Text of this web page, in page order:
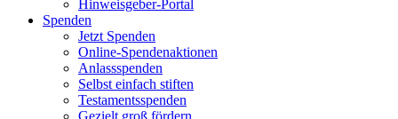
Hinweisgeber-Portal
Spenden
Jetzt Spenden
Online-Spendenaktionen
Anlassspenden
Selbst einfach stiften
Testamentsspenden
Gezielt groß fördern